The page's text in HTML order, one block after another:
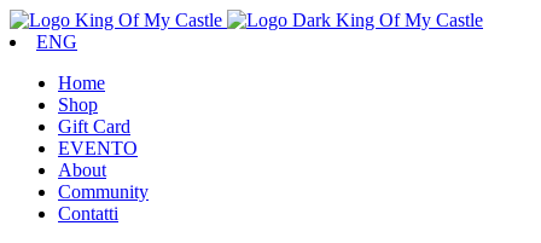
ENG
Home
Shop
Gift Card
EVENTO
About
Community
Contatti